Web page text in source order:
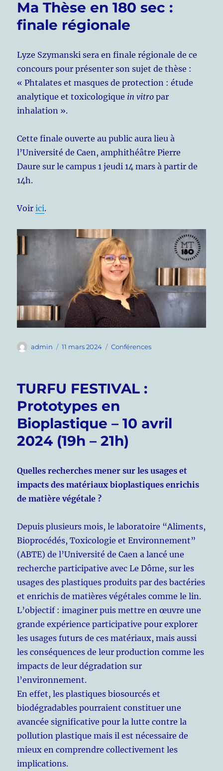
Ma Thèse en 180 sec :
finale régionale
Lyze Szymanski sera en finale régionale de ce
concours pour présenter son sujet de thèse :
« Phtalates et masques de protection : étude
analytique et toxicologique in vitro par
inhalation ».
Cette finale ouverte au public aura lieu à
l’Université de Caen, amphithéâtre Pierre
Daure sur le campus 1 jeudi 14 mars à partir de
14h.
Voirici.
Auteur
admin
Publié
11 mars 2024 Catégories
Conférences
TURFU FESTIVAL :
Prototypes en
Bioplastique – 10 avril
2024 (19h – 21h)
Quelles recherches mener sur les usages et
impacts des matériaux bioplastiques enrichis
de matière végétale ?
Depuis plusieurs mois, le laboratoire “Aliments,
Bioprocédés, Toxicologie et Environnement”
(ABTE) de l’Université de Caen a lancé une
recherche participative avec Le Dôme, sur les
usages des plastiques produits par des bactéries
et enrichis de matières végétales comme le lin.
L’objectif : imaginer puis mettre en œuvre une
grande expérience participative pour explorer
les usages futurs de ces matériaux, mais aussi
les conséquences de leur production comme les
impacts de leur dégradation sur
l’environnement.
En effet, les plastiques biosourcés et
biodégradables pourraient constituer une
avancée significative pour la lutte contre la
pollution plastique mais il est nécessaire de
mieux en comprendre collectivement les
implications.